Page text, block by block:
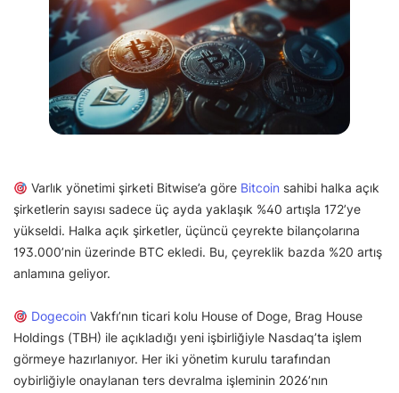
Varlık yönetimi şirketi Bitwise’a göre Bitcoin sahibi halka açık
şirketlerin sayısı sadece üç ayda yaklaşık %40 artışla 172’ye
yükseldi. Halka açık şirketler, üçüncü çeyrekte bilançolarına
193.000’nin üzerinde BTC ekledi. Bu, çeyreklik bazda %20 artış
anlamına geliyor.
Dogecoin Vakfı’nın ticari kolu House of Doge, Brag House
Holdings (TBH) ile açıkladığı yeni işbirliğiyle Nasdaq’ta işlem
görmeye hazırlanıyor. Her iki yönetim kurulu tarafından
oybirliğiyle onaylanan ters devralma işleminin 2026’nın